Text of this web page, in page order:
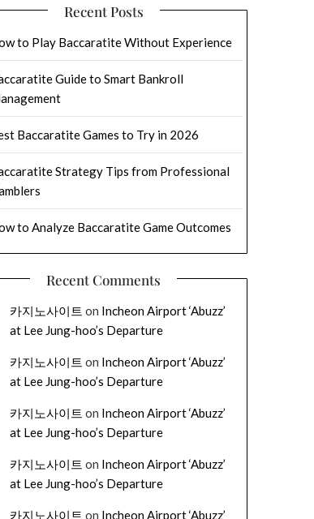
Recent Posts
to Play Baccaratite Without Experience
Guide to Smart Bankroll
Baccaratite Games to Try in 2026
Strategy Tips from Professional
to Analyze Baccaratite Game Outcomes
Recent Comments
카지노사이트 on Incheon Airport ‘Abuzz’
at Lee Jung-hoo’s Departure
카지노사이트 on Incheon Airport ‘Abuzz’
at Lee Jung-hoo’s Departure
카지노사이트 on Incheon Airport ‘Abuzz’
at Lee Jung-hoo’s Departure
카지노사이트 on Incheon Airport ‘Abuzz’
at Lee Jung-hoo’s Departure
카지노사이트 on Incheon Airport ‘Abuzz’